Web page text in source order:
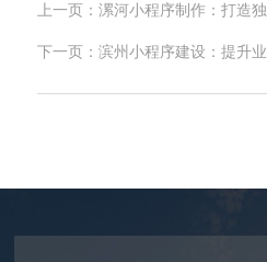
上一页：漯河小程序制作：打造
下一页：滨州小程序建设：提升